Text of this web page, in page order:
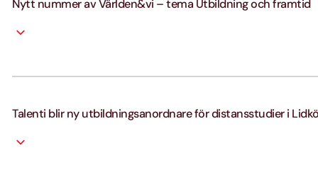
Nytt nummer av Världen&vi – tema Utbildning och framtid
Talenti blir ny utbildningsanordnare för distansstudier i